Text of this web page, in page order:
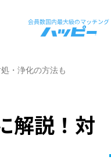
・浄化の方法も
解説！対